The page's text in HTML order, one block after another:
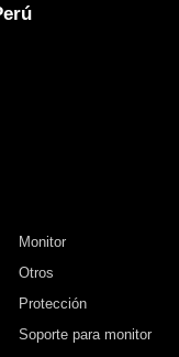
Monitor
Otros
Protección
Soporte para monitor